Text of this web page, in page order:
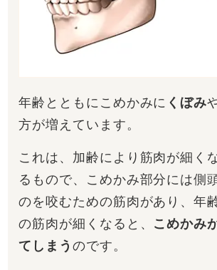
年齢とともにこめかみに くぼみ
方が増えています。
これは、加齢により筋肉が細く
るもので、こめかみ部分には側
のを咬むための筋肉があり、年
の筋肉が細くなると、 こめかみ
てしまう のです。